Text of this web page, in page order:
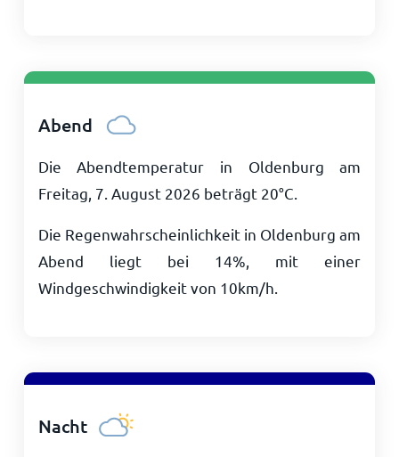
Abend
Die Abendtemperatur in Oldenburg am
Freitag, 7. August 2026 beträgt 20°C
Die Regenwahrscheinlichkeit in Oldenburg am
Abend liegt bei 14%, mit einer
Windgeschwindigkeit von 10km/h
Nacht